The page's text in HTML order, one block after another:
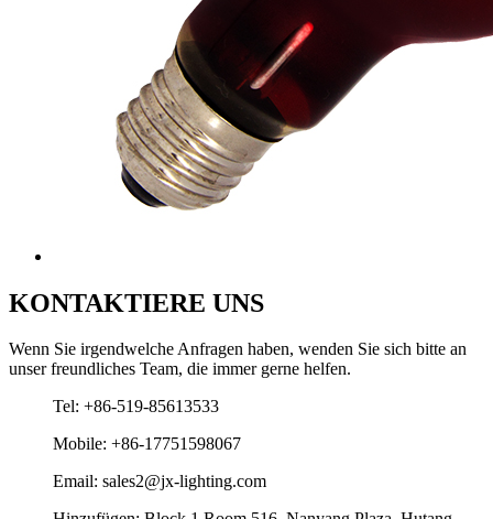
KONTAKTIERE UNS
Wenn Sie irgendwelche Anfragen haben, wenden Sie sich bitte an
unser freundliches Team, die immer gerne helfen.
Tel: +86-519-85613533
Mobile: +86-17751598067
Email: sales2@jx-lighting.com